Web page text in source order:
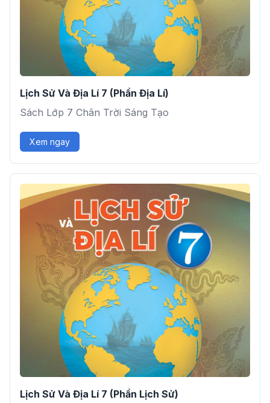
Lịch Sử Và Địa Lí 7 (Phần Địa Lí)
Sách Lớp 7 Chân Trời Sáng Tạo
Xem ngay
Lịch Sử Và Địa Lí 7 (Phần Lịch Sử)